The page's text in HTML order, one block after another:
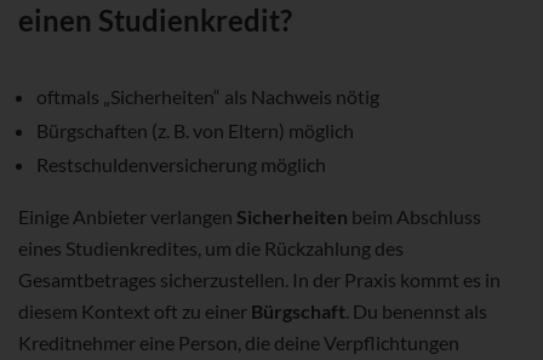
einen Studienkredit?
oftmals „Sicherheiten“ als Nachweis nötig
Bürgschaften (z. B. von Eltern) möglich
Restschuldenversicherung möglich
Einige Anbieter verlangen Sicherheiten beim Abschluss
eines Studienkredites, um die Rückzahlung des
Gesamtbetrages sicherzustellen. In der Praxis kommt es in
diesem Kontext oft zu einer Bürgschaft . Du benennst als
Kreditnehmer eine Person, die deine Verpflichtungen